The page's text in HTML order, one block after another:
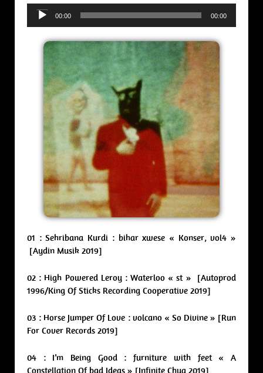
Audio
Player
00:00 00:00
01 : Sehribana Kurdi : bihar xwese « Konser, vol4 »
[Aydin Musik 2019]
02 : High Powered Leroy : Waterloo « st » [Autoprod
1996/King Of Sticks Recording Cooperative 2019]
03 : Horse Jumper Of Love : volcano « So Divine » [Run
For Cover Records 2019]
04 : I’m Being Good : furniture with feet « A
Constellation Of bad Ideas » [Infinite Chug 2019]